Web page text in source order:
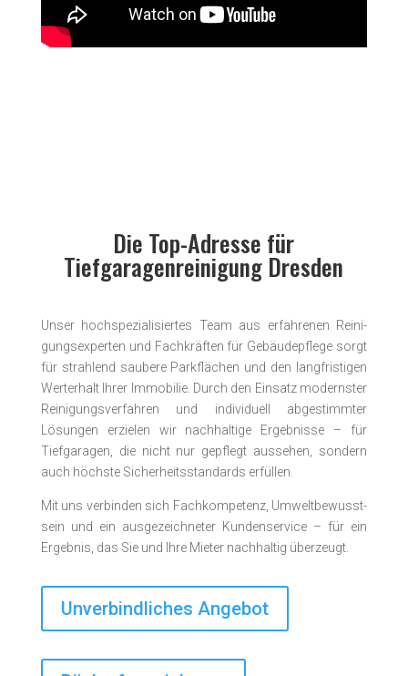
Die Top-Adresse für
Tiefgaragenreinigung Dresden
Unser hochspezialisiertes Team aus er­fahrenen Reini­
gungs­experten und Fach­kräften für Gebäude­pflege sorgt
für strahlend saubere Parkflächen und den langfristigen
Werterhalt Ihrer Immobilie. Durch den Einsatz modern­ster
Reinigungs­­verfahren und indivi­duell abgestimmter
Lösungen erzielen wir nachhaltige Ergebnisse – für
Tiefgaragen, die nicht nur gepflegt aussehen, sondern
auch höchste Sicherheitsstandards erfüllen.
Mit uns verbinden sich Fach­kompe­tenz, Umwelt­bewusst­
sein und ein aus­gezeichnet­er Kunden­service – für ein
Ergebnis, das Sie und Ihre Mieter nachhaltig überzeugt.
Unverbindliches Angebot